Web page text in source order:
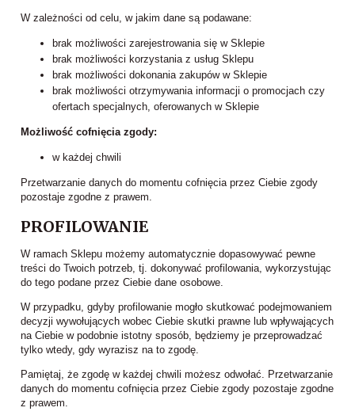
W zależności od celu, w jakim dane są podawane:
brak możliwości zarejestrowania się w Sklepie
brak możliwości korzystania z usług Sklepu
brak możliwości dokonania zakupów w Sklepie
brak możliwości otrzymywania informacji o promocjach czy
ofertach specjalnych, oferowanych w Sklepie
Możliwość cofnięcia zgody:
w każdej chwili
Przetwarzanie danych do momentu cofnięcia przez Ciebie zgody
pozostaje zgodne z prawem.
PROFILOWANIE
W ramach Sklepu możemy automatycznie dopasowywać pewne
treści do Twoich potrzeb, tj. dokonywać profilowania, wykorzystując
do tego podane przez Ciebie dane osobowe.
W przypadku, gdyby profilowanie mogło skutkować podejmowaniem
decyzji wywołujących wobec Ciebie skutki prawne lub wpływających
na Ciebie w podobnie istotny sposób, będziemy je przeprowadzać
tylko wtedy, gdy wyrazisz na to zgodę.
Pamiętaj, że zgodę w każdej chwili możesz odwołać. Przetwarzanie
danych do momentu cofnięcia przez Ciebie zgody pozostaje zgodne
z prawem.